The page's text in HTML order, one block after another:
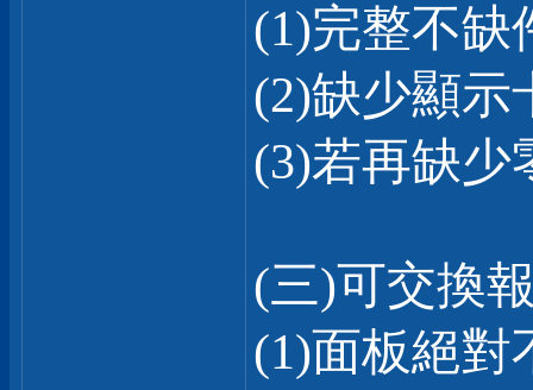
(1)完整不缺
(2)缺少顯示
(3)若再缺少
(三)可交換
(1)面板絕對